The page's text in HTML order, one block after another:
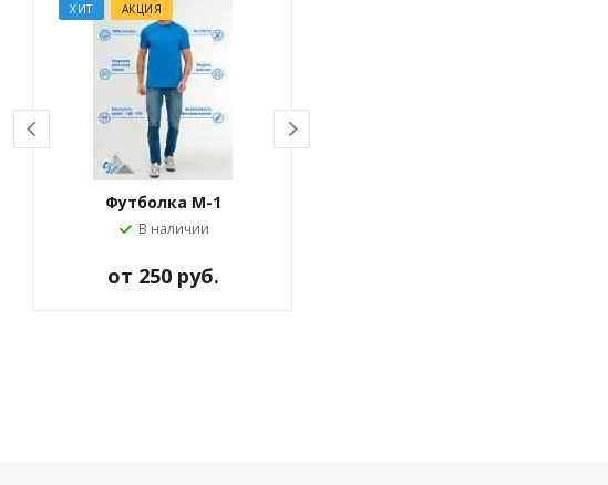
ХИТ АКЦИЯ
Футболка M-1
В наличии
от 250 руб.